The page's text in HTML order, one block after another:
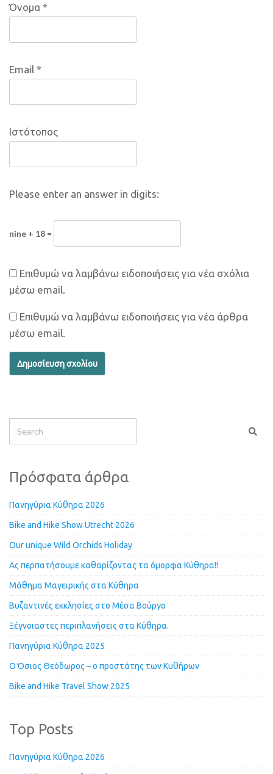
Όνομα *
Email *
Ιστότοπος
Please enter an answer in digits:
nine + 18 =
Επιθυμώ να λαμβάνω ειδοποιήσεις για νέα σχόλια
μέσω email.
Επιθυμώ να λαμβάνω ειδοποιήσεις για νέα άρθρα
μέσω email.
Πρόσφατα άρθρα
Πανηγύρια Κύθηρα 2026
Bike and Hike Show Utrecht 2026
Our unique Wild Orchids Holiday
Ας περπατήσουμε καθαρίζοντας τα όμορφα Κύθηρα!!
Μάθημα Μαγειρικής στα Κύθηρα
Βυζαντινές εκκλησίες στο Μέσα Βούργο
Ξέγνοιαστες περιπλανήσεις στα Κύθηρα.
Πανηγύρια Κύθηρα 2025
Ο Όσιος Θεόδωρος – ο προστάτης των Κυθήρων
Bike and Hike Travel Show 2025
Top Posts
Πανηγύρια Κύθηρα 2026